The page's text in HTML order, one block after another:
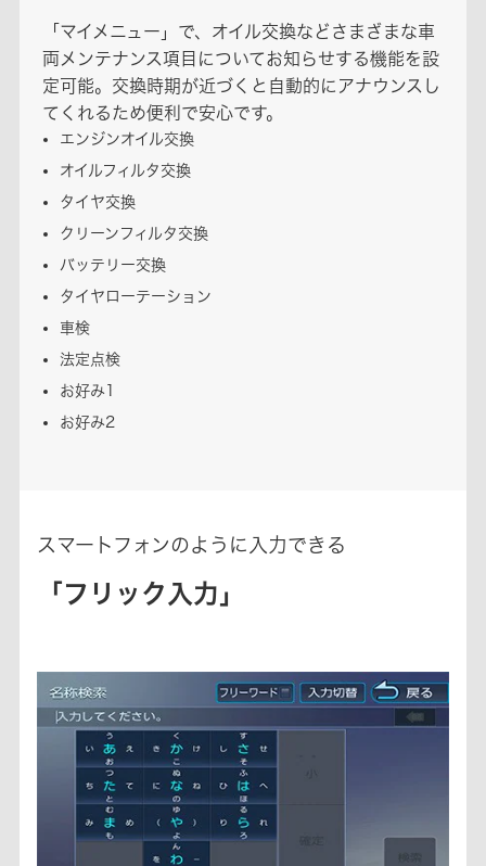
「マイメニュー」で、オイル交換などさまざまな車
両メンテナンス項目についてお知らせする機能を設
定可能。交換時期が近づくと自動的にアナウンスし
てくれるため便利で安心です。
エンジンオイル交換
オイルフィルタ交換
タイヤ交換
クリーンフィルタ交換
バッテリー交換
タイヤローテーション
車検
法定点検
お好み1
お好み2
スマートフォンのように入力できる
「フリック入力」